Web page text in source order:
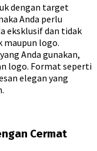
dengan target
Anda perlu
eksklusif dan tidak
maupun logo.
Anda gunakan,
logo. Format seperti
elegan yang
Cermat